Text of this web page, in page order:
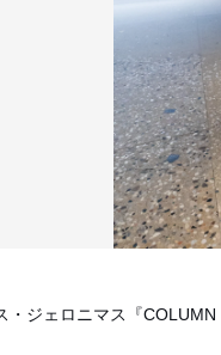
・ジェロニマス『